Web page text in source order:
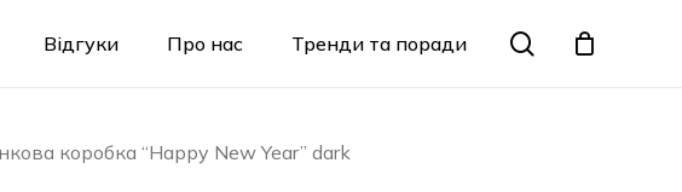
Відгуки Про нас Тренди та поради search
Кошик
коробка “Happy New Year” dark